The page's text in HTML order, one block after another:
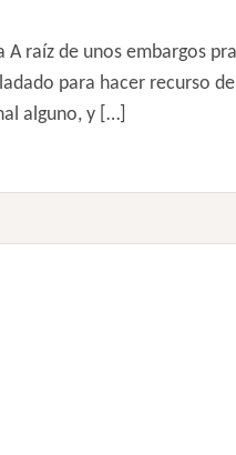
raíz de unos embargos
para hacer recurso
alguno, y […]